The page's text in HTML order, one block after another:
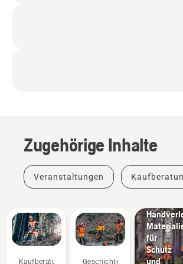
Zugehörige Inhalte
Veranstaltungen
Kaufberatung
Geschichten
&
für
Schutz
und